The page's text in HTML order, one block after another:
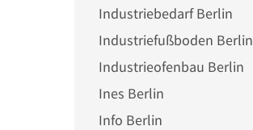
Industriebedarf Berlin
Industriefußboden Berlin
Industrieofenbau Berlin
Ines Berlin
Info Berlin